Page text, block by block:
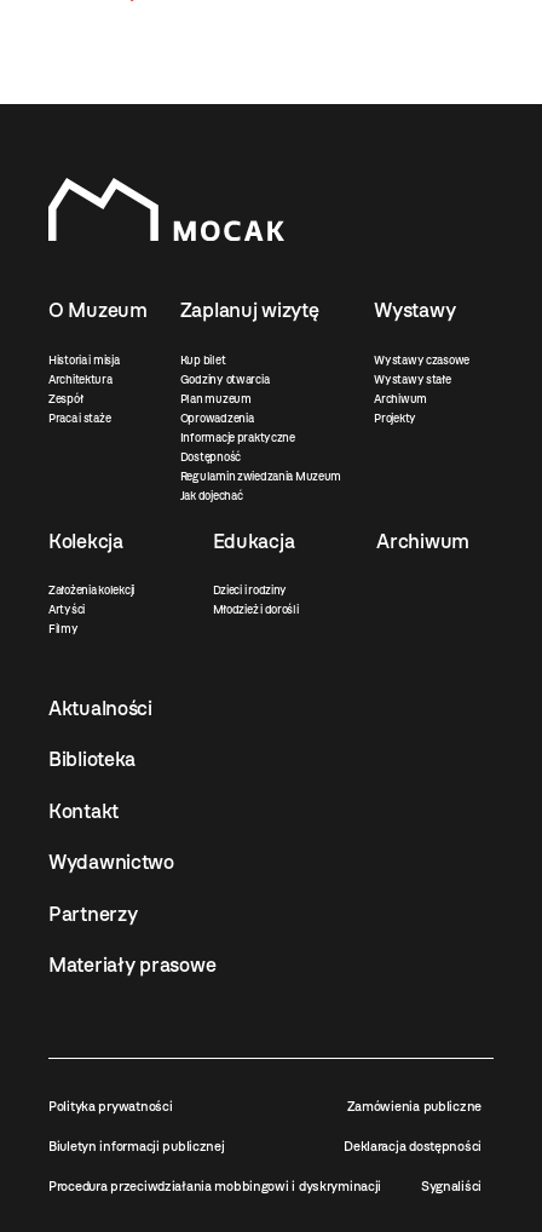
O Muzeum
Historia i misja
Architektura
Zespół
Praca i staże
Zaplanuj wizytę
Kup bilet
Godziny otwarcia
Plan muzeum
Oprowadzenia
Informacje praktyczne
Dostępność
Regulamin zwiedzania Muzeum
Jak dojechać
Wystawy
Wystawy czasowe
Wystawy stałe
Archiwum
Projekty
Kolekcja
Założenia kolekcji
Artyści
Filmy
Edukacja
Dzieci i rodziny
Młodzież i dorośli
Archiwum
Aktualności
Biblioteka
Kontakt
Wydawnictwo
Partnerzy
Materiały prasowe
Polityka prywatności Zamówienia publiczne
Biuletyn informacji publicznej Deklaracja dostępności
Procedura przeciwdziałania mobbingowi i dyskryminacji Sygnaliści